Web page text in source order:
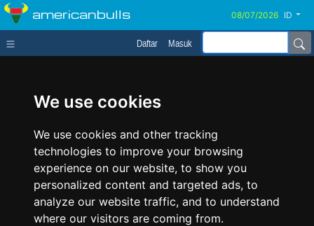
We use cookies
We use cookies and other tracking
technologies to improve your browsing
experience on our website, to show you
personalized content and targeted ads, to
analyze our website traffic, and to understand
where our visitors are coming from.
americanbulls ID
Daftar Masuk